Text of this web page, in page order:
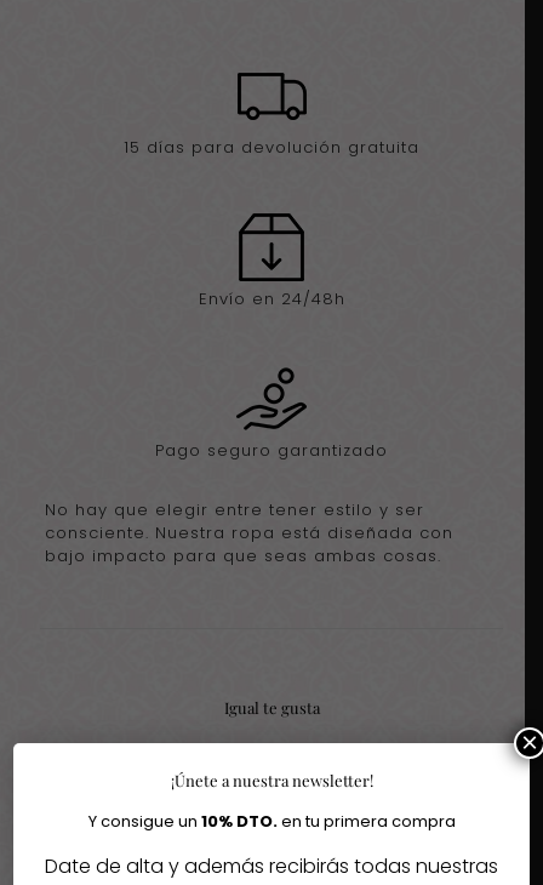
15 días para devolución gratuita
Envío en 24/48h
Pago seguro garantizado
No hay que elegir entre tener estilo y ser
consciente. Nuestra ropa está diseñada con
bajo impacto para que seas ambas cosas.
Igual te gusta
Quizás te interesen estos fantásticos productos
¡Únete a nuestra newsletter!
Y consigue un 10% DTO.en tu primera compra
Date de alta y además recibirás todas nuestras
×